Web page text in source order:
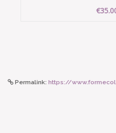
Permalink: https://www.formecolori.com:443/it_it/shop/